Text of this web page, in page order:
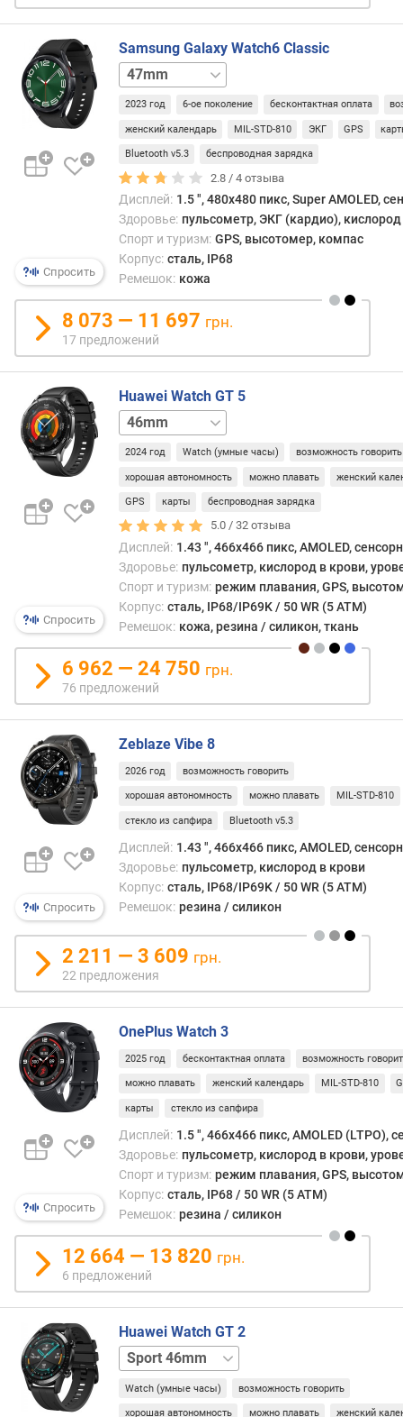
р
е
м
я
р
а
б
P
S
)
(
ч
)
т
о
л
щ
н
а
(
г
е
р
ф
е
й
с
п
д
к
л
ю
ч
е
и
я
О
С
а
е
т
а
с
т
н
д
а
р
т
Спросить
Samsung Galaxy Watch6 Classic
43mm43mm
LTE47mm
LTE
2023 год 6-ое поколение бесконтактная оплата
женский календарь MIL-STD-810 ЭКГ GPS
Bluetooth v5.3 беспроводная зарядка
2.8 /4 отзыва
Дисплей: 1.5 ", 480x480 пикс, Super AMOLED,
Здоровье: пульсометр, ЭКГ (кардио), кислород
Спорт и туризм: GPS, высотомер, компас
Корпус: сталь, IP68
Ремешок: кожа
8 073 — 11 697 грн.
17 предложений
Спросить
Huawei Watch GT 5
41mm
2024 год Watch (умные часы) возможность говорить
хорошая автономность можно плавать женский
GPS карты беспроводная зарядка
5.0 /32 отзыва
Дисплей: 1.43 ", 466x466 пикс, AMOLED,
Здоровье: пульсометр, кислород в крови,
Спорт и туризм: режим плавания, GPS,
Корпус: сталь, IP68/IP69K / 50 WR (5 ATM)
Ремешок: кожа, резина / силикон, ткань
6 962 — 24 750 грн.
76 предложений
Спросить
Zeblaze Vibe 8
2026 год возможность говорить
хорошая автономность можно плавать MIL-STD-810
стекло из сапфира Bluetooth v5.3
Дисплей: 1.43 ", 466x466 пикс, AMOLED,
Здоровье: пульсометр, кислород в крови
Корпус: сталь, IP68/IP69K / 50 WR (5 ATM)
Ремешок: резина / силикон
2 211 — 3 609 грн.
22 предложения
Спросить
OnePlus Watch 3
2025 год бесконтактная оплата возможность
можно плавать женский календарь MIL-STD-810
карты стекло из сапфира
Дисплей: 1.5 ", 466x466 пикс, AMOLED (LTPO),
Здоровье: пульсометр, кислород в крови,
Спорт и туризм: режим плавания, GPS,
Корпус: сталь, IP68 / 50 WR (5 ATM)
Ремешок: резина / силикон
12 664 — 13 820 грн.
6 предложений
Huawei Watch GT 2
Classic
46mm
Watch (умные часы) возможность говорить
хорошая автономность можно плавать женский